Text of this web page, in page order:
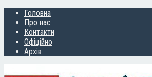
Головна
Про нас
Контакти
Офіційно
Архів